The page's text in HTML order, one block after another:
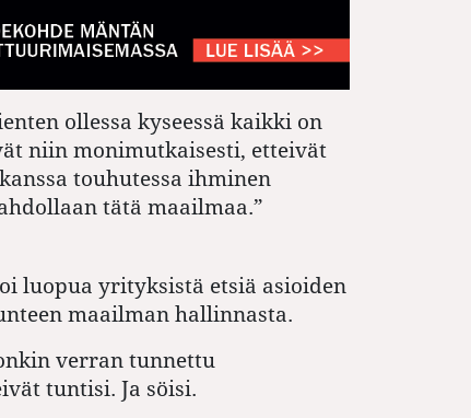
ollessa kyseessä kaikki on
niin monimutkaisesti, etteivät
touhutessa ihminen
tätä maailmaa.”
luopua yrityksistä etsiä asioiden
maailman hallinnasta.
verran tunnettu
tuntisi. Ja söisi.